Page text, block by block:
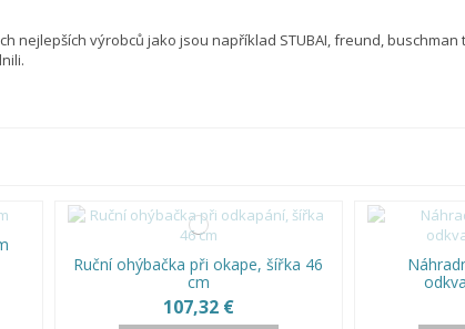
nejlepších výrobců jako jsou například STUBAI, freund, buschman
Ruční ohýbačka při okape, šířka 46
cm
107,32 €